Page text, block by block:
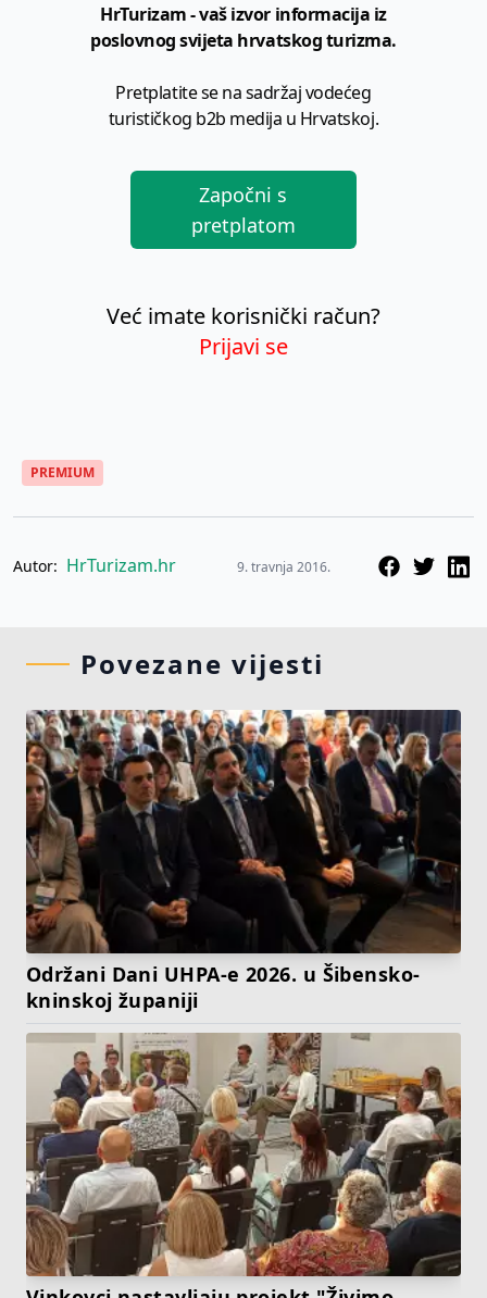
HrTurizam - vaš izvor informacija iz
poslovnog svijeta hrvatskog turizma.
Pretplatite se na sadržaj vodećeg
turističkog b2b medija u Hrvatskoj.
Započni s
pretplatom
Već imate korisnički račun?
Prijavi se
PREMIUM
Autor: HrTurizam.hr 9. travnja 2016.
Povezane vijesti
Održani Dani UHPA-e 2026. u Šibensko-
kninskoj županiji